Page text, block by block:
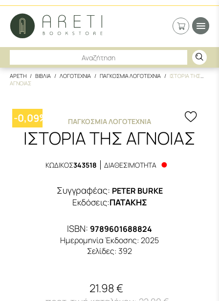
ΑΡΕΤΗ ΒΙΒΛΙΑ ΛΟΓΟΤΕΧΝΙΑ ΠΑΓΚΟΣΜΙΑ ΛΟΓΟΤΕΧΝΙΑ
ΙΣΤΟΡΙΑ ΤΗΣ
ΑΓΝΟΙΑΣ
-0,09% ΠΑΓΚΌΣΜΙΑ ΛΟΓΟΤΕΧΝΊΑ
ΙΣΤΟΡΙΑ ΤΗΣ ΑΓΝΟΙΑΣ
ΚΩΔΙΚΟΣ343518 ΔΙΑΘΕΣΙΜΟΤΗΤΑ
Συγγραφέας: PETER BURKE
Εκδόσεις:ΠΑΤΑΚΗΣ
ISBN: 9789601688824
Ημερομηνία Έκδοσης: 2025
Σελίδες: 392
21.98 €